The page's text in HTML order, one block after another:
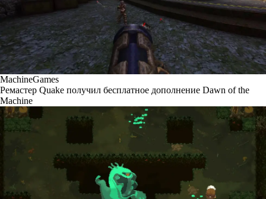
MachineGames
Ремастер Quake получил бесплатное дополнение Dawn of the
Machine